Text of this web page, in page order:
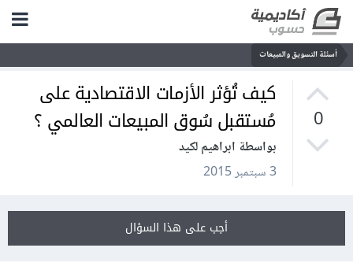
أسئلة التسويق والمبيعات
0
كيف تُؤثر الأزمات الاقتصادية على
مُستقبل سُوق المبيعات العالمي ؟
بواسطة ابراهيم لكيد
3 سبتمبر 2015
أجب على هذا السؤال